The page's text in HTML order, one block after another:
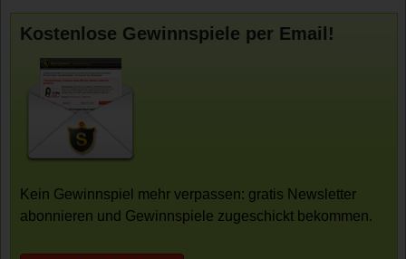
Kostenlose Gewinnspiele per Email!
Kein Gewinnspiel mehr verpassen: gratis Newsletter
abonnieren und Gewinnspiele zugeschickt bekommen.